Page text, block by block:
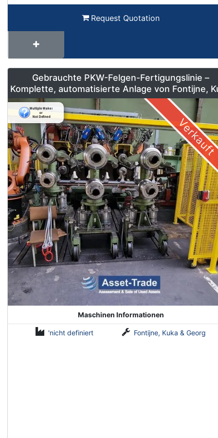
Request Quotation
Gebrauchte PKW-Felgen-Fertigungslinie –
Komplette, automatisierte Anlage von Fontijne,
& Georg
Verkauft
Maschinen Informationen
'nicht definiert Fontijne, Kuka & Georg